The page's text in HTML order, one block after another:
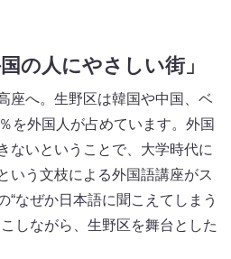
の人にやさしい街」
座へ。生野区は韓国や中国、ベ
を外国人が占めています。外国
ないということで、大学時代に
いう文枝による外国語講座がス
“なぜか日本語に聞こえてしまう
しながら、生野区を舞台とした